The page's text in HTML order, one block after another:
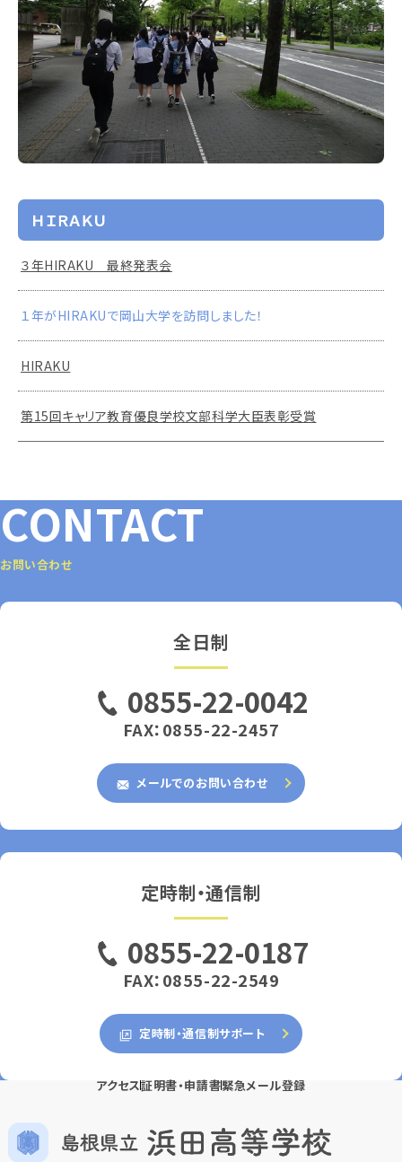
ＨＩＲＡＫＵ
３年HIRAKU 最終発表会
１年がHIRAKUで岡山大学を訪問しました！
HIRAKU
第15回キャリア教育優良学校文部科学大臣表彰受賞
CONTACT
お問い合わせ
全日制
0855-22-0042
FAX：0855-22-2457
メールでのお問い合わせ
定時制・通信制
0855-22-0187
FAX：0855-22-2549
定時制・通信制サポート
アクセス証明書・申請書緊急メール登録